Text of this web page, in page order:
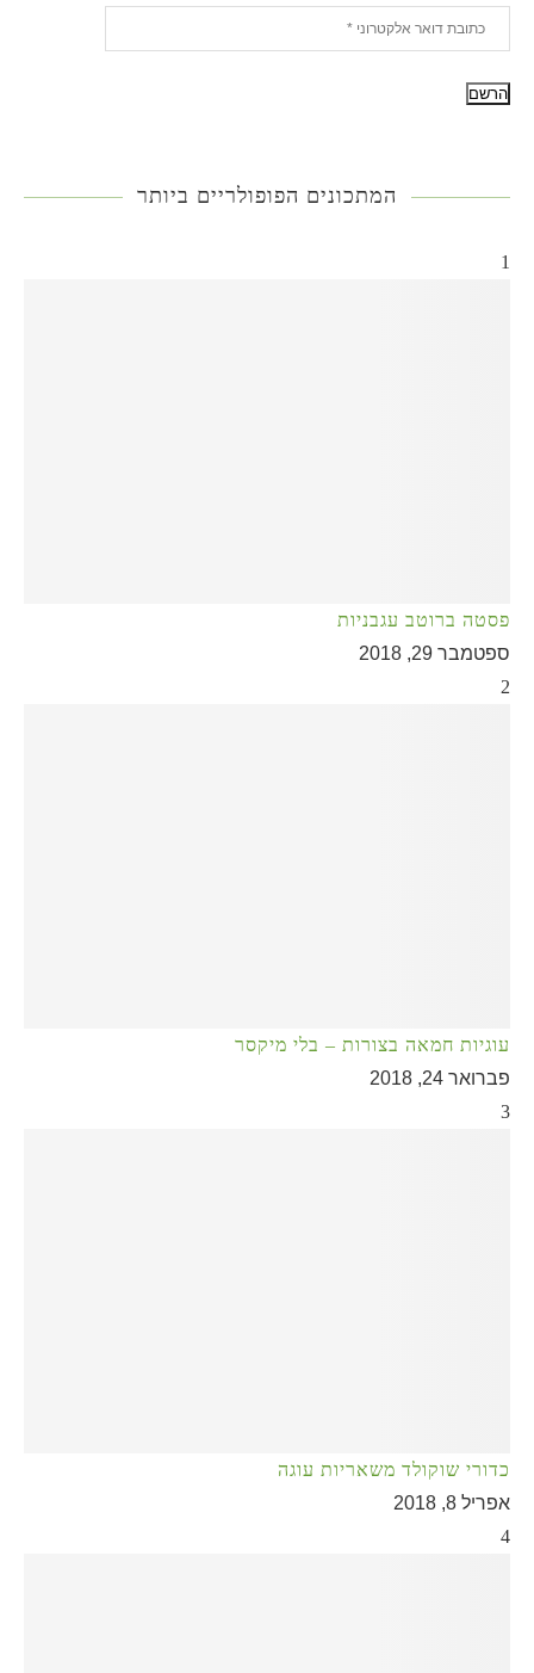
המתכונים הפופולריים ביותר
1
פסטה ברוטב עגבניות
ספטמבר 29, 2018
2
עוגיות חמאה בצורות – בלי מיקסר
פברואר 24, 2018
3
כדורי שוקולד משאריות עוגה
אפריל 8, 2018
4